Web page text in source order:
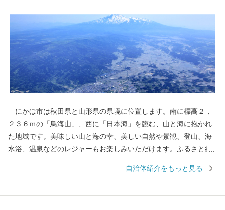
にかほ市は秋田県と山形県の県境に位置します。南に標高２，
２３６ｍの「鳥海山」、西に「日本海」を臨む、山と海に抱かれ
た地域です。美味しい山と海の幸、美しい自然や景観、登山、海
水浴、温泉などのレジャーもお楽しみいただけます。ふるさと納
自治体紹介をもっと見る